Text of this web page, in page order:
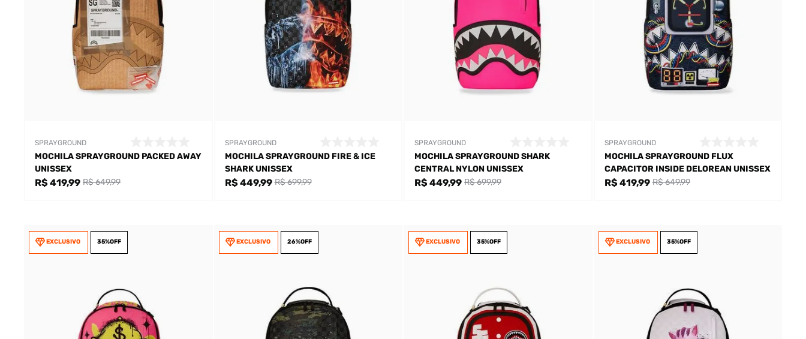
SPRAYGROUND
MOCHILA SPRAYGROUND PACKED AWAY
UNISSEX
R$ 419,99 R$ 649,99
SPRAYGROUND
MOCHILA SPRAYGROUND FIRE & ICE
SHARK UNISSEX
R$ 449,99 R$ 699,99
SPRAYGROUND
MOCHILA SPRAYGROUND SHARK
CENTRAL NYLON UNISSEX
R$ 449,99 R$ 699,99
SPRAYGROUND
MOCHILA SPRAYGROUND FLUX
CAPACITOR INSIDE DELOREAN UNISSEX
R$ 419,99 R$ 649,99
EXCLUSIVO 35%OFF EXCLUSIVO 26%OFF EXCLUSIVO 35%OFF EXCLUSIVO 35%OFF